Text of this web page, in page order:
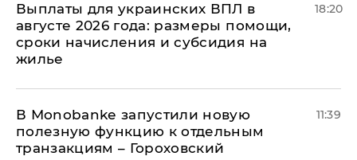
Выплаты для украинских ВПЛ в
августе 2026 года: размеры помощи,
сроки начисления и субсидия на
жилье
18:20
В Мonobankе запустили новую
полезную функцию к отдельным
транзакциям – Гороховский
11:39